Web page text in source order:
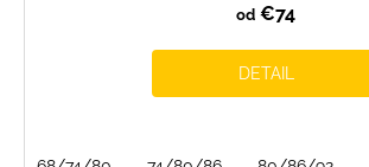
od €74
DETAIL